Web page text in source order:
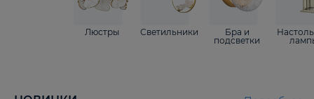
Люстры Светильники
Бра и
подсветки